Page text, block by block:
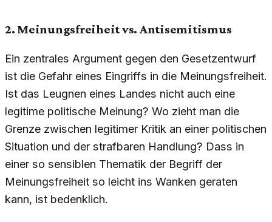
2. Meinungsfreiheit vs. Antisemitismus
Ein zentrales Argument gegen den Gesetzentwurf
ist die Gefahr eines Eingriffs in die Meinungsfreiheit.
Ist das Leugnen eines Landes nicht auch eine
legitime politische Meinung? Wo zieht man die
Grenze zwischen legitimer Kritik an einer politischen
Situation und der strafbaren Handlung? Dass in
einer so sensiblen Thematik der Begriff der
Meinungsfreiheit so leicht ins Wanken geraten
kann, ist bedenklich.